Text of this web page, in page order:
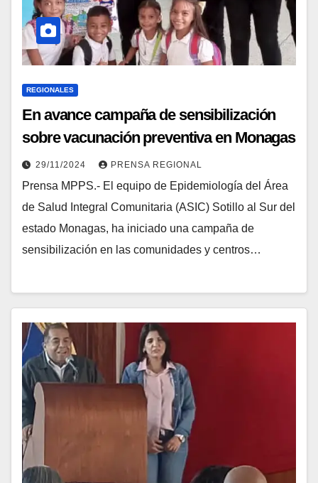
REGIONALES
En avance campaña de sensibilización
sobre vacunación preventiva en Monagas
29/11/2024 PRENSA REGIONAL
Prensa MPPS.- El equipo de Epidemiología del Área
de Salud Integral Comunitaria (ASIC) Sotillo al Sur del
estado Monagas, ha iniciado una campaña de
sensibilización en las comunidades y centros…